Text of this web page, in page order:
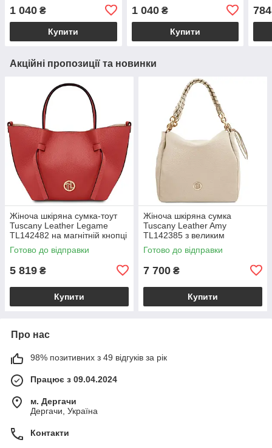
Welassie
1 040 ₴
Купити
1 040₴
Купити
784
Акційні пропозиції та новинки
Жіноча шкіряна сумка-тоут
Tuscany Leather Legame
TL142482 на магнітній кнопці
з плечовим ременем,
коралова BS2482_1_105
Готово до відправки
5 819 ₴
Купити
Жіноча шкіряна сумка
Tuscany Leather Amy
TL142385 з великим
відділенням і плечовим
ременем, бежева
Готово до відправки
7 700 ₴
Купити
Про нас
98% позитивних з 49 відгуків за рік
Працює з 09.04.2024
м. Дергачи
Дергачи, Україна
Контакти